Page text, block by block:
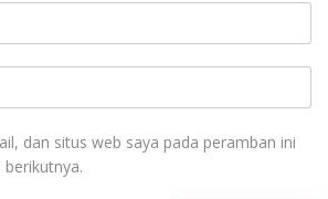
dan situs web saya pada peramban ini